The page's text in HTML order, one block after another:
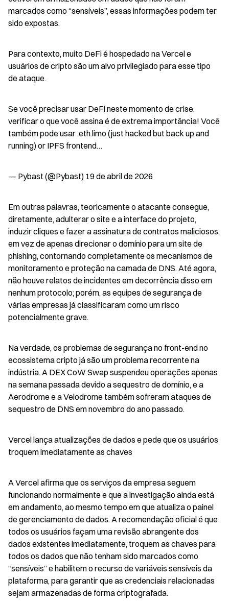
marcados como “sensíveis”, essas informações podem ter
sido expostas.
Para contexto, muito DeFi é hospedado na Vercel e
usuários de cripto são um alvo privilegiado para esse tipo
de ataque.
Se você precisar usar DeFi neste momento de crise,
verificar o que você assina é de extrema importância! Você
também pode usar .eth.limo (just hacked but back up and
running) or IPFS frontend…
— Pybast (@Pybast) 19 de abril de 2026
Em outras palavras, teoricamente o atacante consegue,
diretamente, adulterar o site e a interface do projeto,
induzir cliques e fazer a assinatura de contratos maliciosos,
em vez de apenas direcionar o domínio para um site de
phishing, contornando completamente os mecanismos de
monitoramento e proteção na camada de DNS. Até agora,
não houve relatos de incidentes em decorrência disso em
nenhum protocolo; porém, as equipes de segurança de
várias empresas já classificaram como um risco
potencialmente grave.
Na verdade, os problemas de segurança no front-end no
ecossistema cripto já são um problema recorrente na
indústria. A DEX CoW Swap suspendeu operações apenas
na semana passada devido a sequestro de domínio, e a
Aerodrome e a Velodrome também sofreram ataques de
sequestro de DNS em novembro do ano passado.
Vercel lança atualizações de dados e pede que os usuários
troquem imediatamente as chaves
A Vercel afirma que os serviços da empresa seguem
funcionando normalmente e que a investigação ainda está
em andamento, ao mesmo tempo em que atualiza o painel
de gerenciamento de dados. A recomendação oficial é que
todos os usuários façam uma revisão abrangente dos
dados existentes imediatamente, troquem as chaves para
todos os dados que não tenham sido marcados como
“sensíveis” e habilitem o recurso de variáveis sensíveis da
plataforma, para garantir que as credenciais relacionadas
sejam armazenadas de forma criptografada.